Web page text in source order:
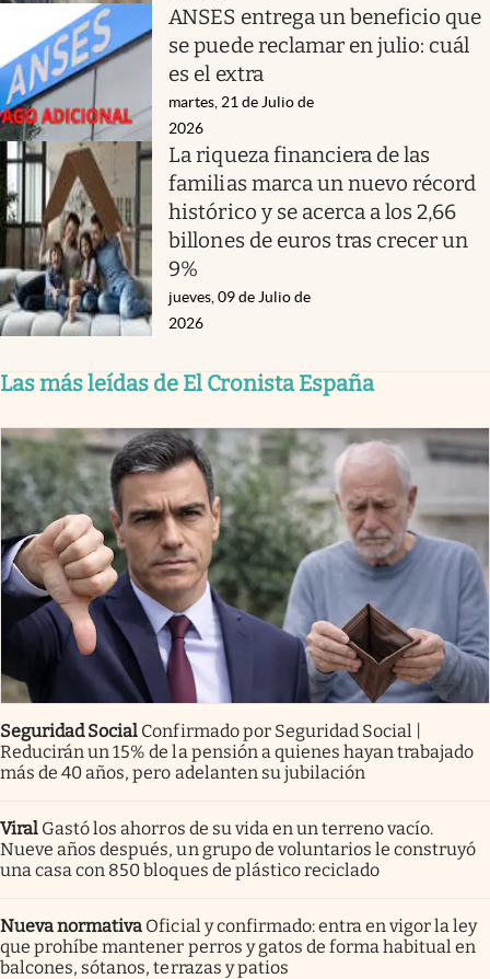
ANSES entrega un beneficio que
se puede reclamar en julio: cuál
es el extra
martes, 21 de Julio de
2026
La riqueza financiera de las
familias marca un nuevo récord
histórico y se acerca a los 2,66
billones de euros tras crecer un
9%
jueves, 09 de Julio de
2026
Las más leídas de El Cronista España
Seguridad Social Confirmado por Seguridad Social |
Reducirán un 15% de la pensión a quienes hayan trabajado
más de 40 años, pero adelanten su jubilación
Viral Gastó los ahorros de su vida en un terreno vacío.
Nueve años después, un grupo de voluntarios le construyó
una casa con 850 bloques de plástico reciclado
Nueva normativa Oficial y confirmado: entra en vigor la ley
que prohíbe mantener perros y gatos de forma habitual en
balcones, sótanos, terrazas y patios